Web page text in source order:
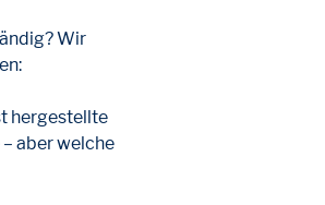
Wir
hergestellte
aber welche